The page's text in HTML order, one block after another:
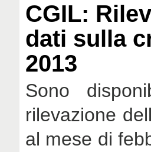
CGIL:
dati sulla
2013
Sono
rilevazione
al mese di